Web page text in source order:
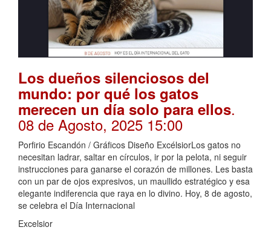
Los dueños silenciosos del
mundo: por qué los gatos
merecen un día solo para ellos.
08 de Agosto, 2025 15:00
Porfirio Escandón / Gráficos Diseño ExcélsiorLos gatos no
necesitan ladrar, saltar en círculos, ir por la pelota, ni seguir
instrucciones para ganarse el corazón de millones. Les basta
con un par de ojos expresivos, un maullido estratégico y esa
elegante indiferencia que raya en lo divino. Hoy, 8 de agosto,
se celebra el Día Internacional
Excelsior